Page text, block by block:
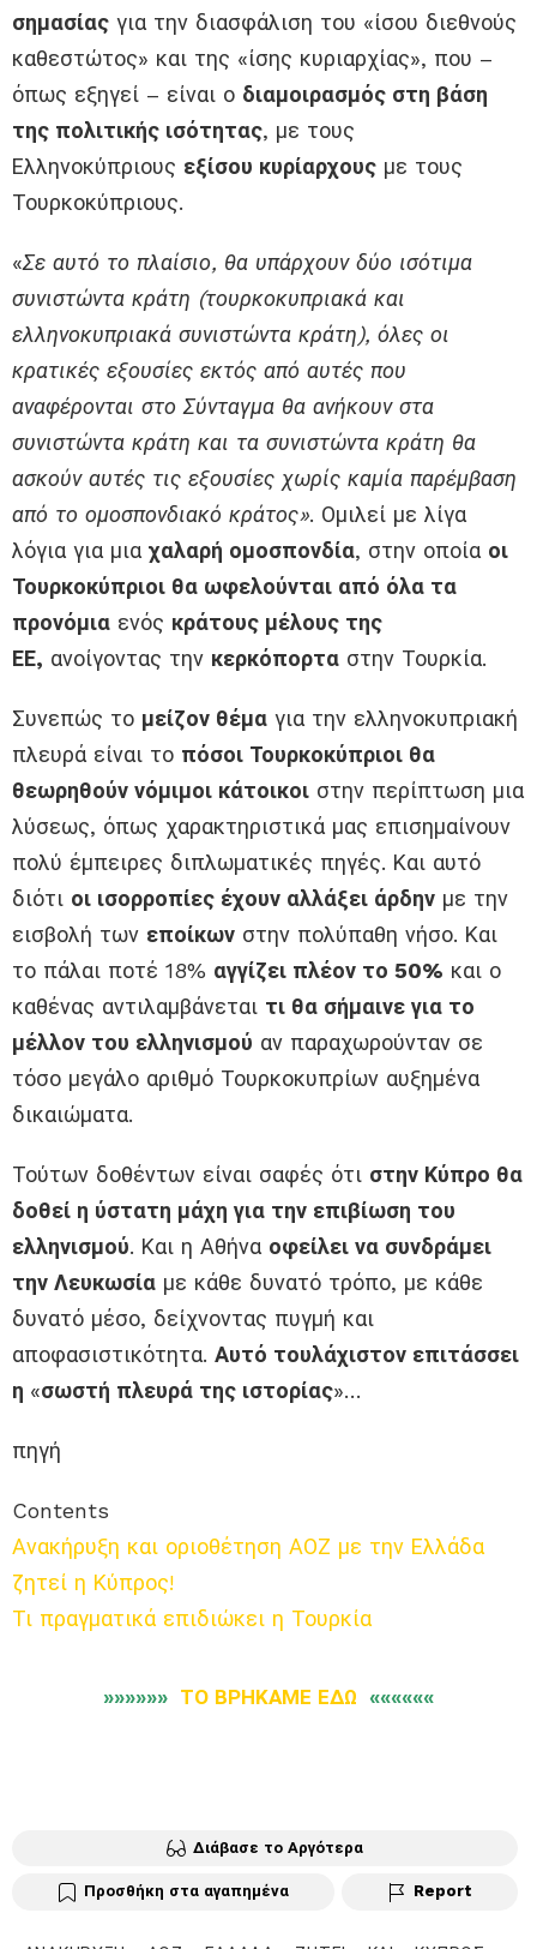
σημασίας για την διασφάλιση του «ίσου διεθνούς
καθεστώτος» και της «ίσης κυριαρχίας», που –
όπως εξηγεί – είναι ο διαμοιρασμός στη βάση
της πολιτικής ισότητας, με τους
Ελληνοκύπριους εξίσου κυρίαρχους με τους
Τουρκοκύπριους.
«Σε αυτό το πλαίσιο, θα υπάρχουν δύο ισότιμα
συνιστώντα κράτη (τουρκοκυπριακά και
ελληνοκυπριακά συνιστώντα κράτη), όλες οι
κρατικές εξουσίες εκτός από αυτές που
αναφέρονται στο Σύνταγμα θα ανήκουν στα
συνιστώντα κράτη και τα συνιστώντα κράτη θα
ασκούν αυτές τις εξουσίες χωρίς καμία παρέμβαση
από το ομοσπονδιακό κράτος». Ομιλεί με λίγα
λόγια για μια χαλαρή ομοσπονδία, στην οποία οι
Τουρκοκύπριοι θα ωφελούνται από όλα τα
προνόμια ενός κράτους μέλους της
ΕΕ, ανοίγοντας την κερκόπορτα στην Τουρκία.
Συνεπώς το μείζον θέμα για την ελληνοκυπριακή
πλευρά είναι το πόσοι Τουρκοκύπριοι θα
θεωρηθούν νόμιμοι κάτοικοι στην περίπτωση μια
λύσεως, όπως χαρακτηριστικά μας επισημαίνουν
πολύ έμπειρες διπλωματικές πηγές. Και αυτό
διότι οι ισορροπίες έχουν αλλάξει άρδην με την
εισβολή των εποίκων στην πολύπαθη νήσο. Και
το πάλαι ποτέ 18% αγγίζει πλέον το 50% και ο
καθένας αντιλαμβάνεται τι θα σήμαινε για το
μέλλον του ελληνισμού αν παραχωρούνταν σε
τόσο μεγάλο αριθμό Τουρκοκυπρίων αυξημένα
δικαιώματα.
Τούτων δοθέντων είναι σαφές ότι στην Κύπρο θα
δοθεί η ύστατη μάχη για την επιβίωση του
ελληνισμού. Και η Αθήνα οφείλει να συνδράμει
την Λευκωσία με κάθε δυνατό τρόπο, με κάθε
δυνατό μέσο, δείχνοντας πυγμή και
αποφασιστικότητα. Αυτό τουλάχιστον επιτάσσει
η «σωστή πλευρά της ιστορίας»…
πηγή
Contents
Ανακήρυξη και οριοθέτηση ΑΟΖ με την Ελλάδα
ζητεί η Κύπρος!
Τι πραγματικά επιδιώκει η Τουρκία
»»»»»» ΤΟ ΒΡΗΚΑΜΕ ΕΔΩ ««««««
Διάβασε το Αργότερα
Προσθήκη στα αγαπημένα Report